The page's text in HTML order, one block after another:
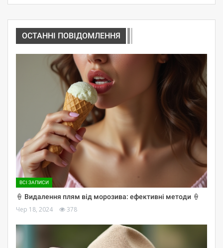
ОСТАННІ ПОВІДОМЛЕННЯ
ВСІ ЗАПИСИ
🍦 Видалення плям від морозива: ефективні методи 🍦
Чер 18, 2024 378